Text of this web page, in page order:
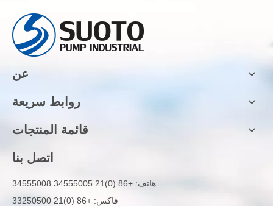
عن
روابط سريعة
قائمة المنتجات
اتصل بنا
هاتف: +86 (0)21 34555005 34555008
فاكس: +86 (0)21 33250500